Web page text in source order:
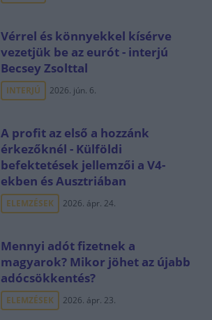
Vérrel és könnyekkel kísérve
vezetjük be az eurót - interjú
Becsey Zsolttal
INTERJÚ 2026. jún. 6.
A profit az első a hozzánk
érkezőknél - Külföldi
befektetések jellemzői a V4-
ekben és Ausztriában
ELEMZÉSEK 2026. ápr. 24.
Mennyi adót fizetnek a
magyarok? Mikor jöhet az újabb
adócsökkentés?
ELEMZÉSEK 2026. ápr. 23.